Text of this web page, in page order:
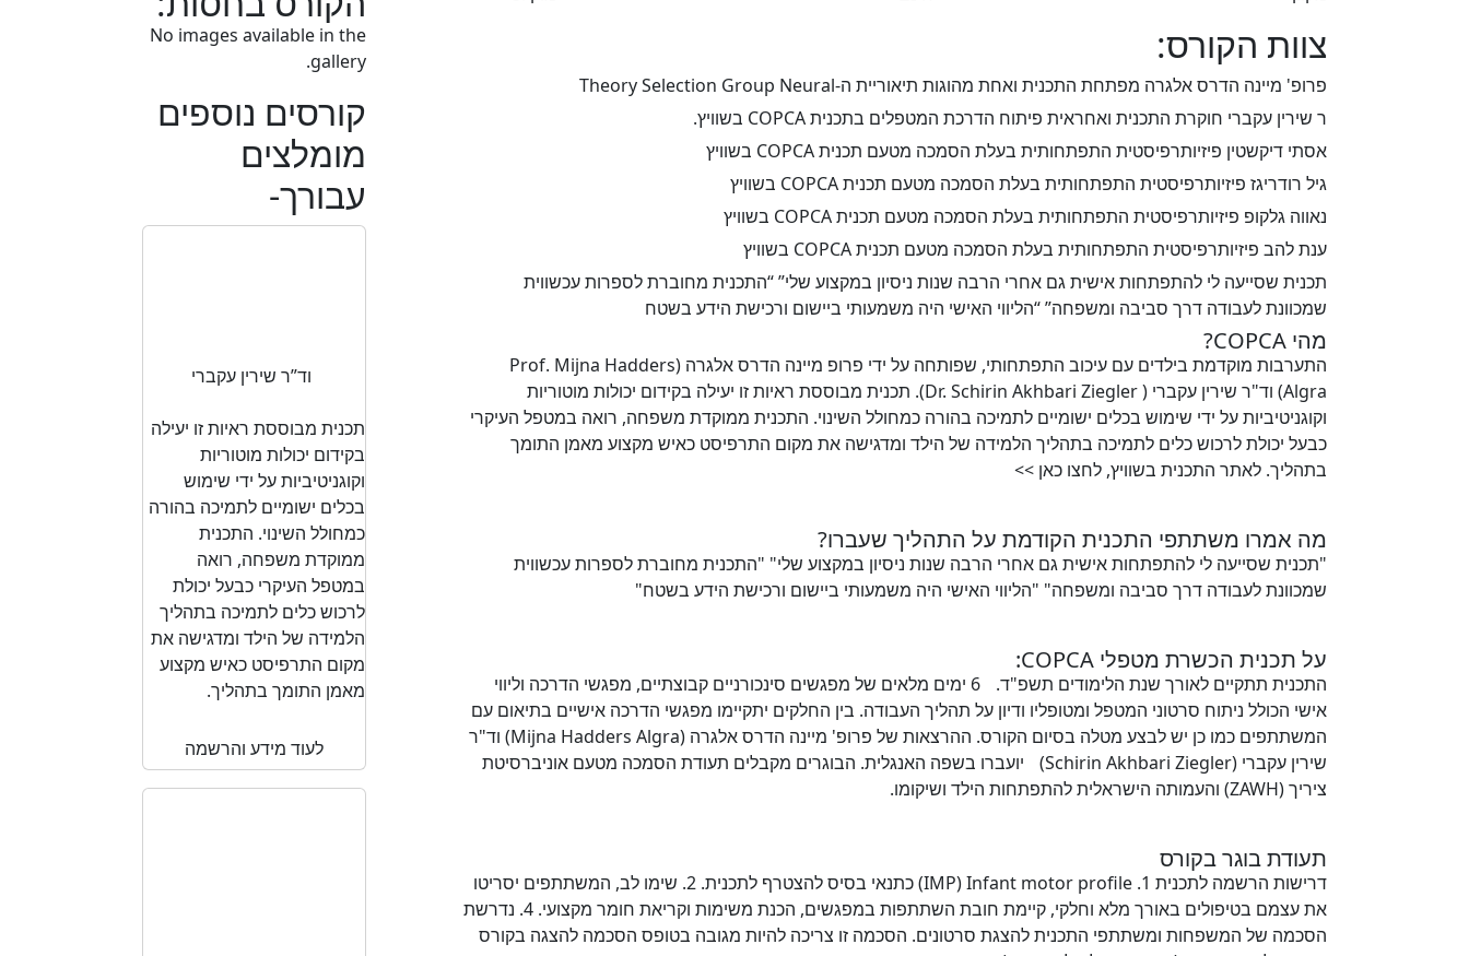
צוות הקורס:
פרופ' מיינה הדרס אלגרה מפתחת התכנית ואחת מהוגות תיאוריית ה-Theory Selection Group Neural
ר שירין עקברי חוקרת התכנית ואחראית פיתוח הדרכת המטפלים בתכנית COPCA בשוויץ.
אסתי דיקשטין פיזיותרפיסטית התפתחותית בעלת הסמכה מטעם תכנית COPCA בשוויץ
גיל רודריגז פיזיותרפיסטית התפתחותית בעלת הסמכה מטעם תכנית COPCA בשוויץ
נאווה גלקופ פיזיותרפיסטית התפתחותית בעלת הסמכה מטעם תכנית COPCA בשוויץ
ענת להב פיזיותרפיסטית התפתחותית בעלת הסמכה מטעם תכנית COPCA בשוויץ
תכנית שסייעה לי להתפתחות אישית גם אחרי הרבה שנות ניסיון במקצוע שלי” “התכנית מחוברת לספרות עכשווית
שמכוונת לעבודה דרך סביבה ומשפחה” “הליווי האישי היה משמעותי ביישום ורכישת הידע בשטח
מהי COPCA?
התערבות מוקדמת בילדים עם עיכוב התפתחותי, שפותחה על ידי פרופ מיינה הדרס אלגרה (Prof. Mijna Hadders
Algra) וד"ר שירין עקברי ( Dr. Schirin Akhbari Ziegler). תכנית מבוססת ראיות זו יעילה בקידום יכולות מוטוריות
וקוגניטיביות על ידי שימוש בכלים ישומיים לתמיכה בהורה כמחולל השינוי. התכנית ממוקדת משפחה, רואה במטפל העיקרי
כבעל יכולת לרכוש כלים לתמיכה בתהליך הלמידה של הילד ומדגישה את מקום התרפיסט כאיש מקצוע מאמן התומך
בתהליך. לאתר התכנית בשוויץ, לחצו כאן >>
מה אמרו משתתפי התכנית הקודמת על התהליך שעברו?
"תכנית שסייעה לי להתפתחות אישית גם אחרי הרבה שנות ניסיון במקצוע שלי" "התכנית מחוברת לספרות עכשווית
שמכוונת לעבודה דרך סביבה ומשפחה" "הליווי האישי היה משמעותי ביישום ורכישת הידע בשטח"
על תכנית הכשרת מטפלי COPCA:
התכנית תתקיים לאורך שנת הלימודים תשפ"ד. 6 ימים מלאים של מפגשים סינכורניים קבוצתיים, מפגשי הדרכה וליווי
אישי הכולל ניתוח סרטוני המטפל ומטופליו ודיון על תהליך העבודה. בין החלקים יתקיימו מפגשי הדרכה אישיים בתיאום עם
המשתתפים כמו כן יש לבצע מטלה בסיום הקורס. ההרצאות של פרופ' מיינה הדרס אלגרה (Mijna Hadders Algra) וד"ר
שירין עקברי (Schirin Akhbari Ziegler) יועברו בשפה האנגלית. הבוגרים מקבלים תעודת הסמכה מטעם אוניברסיטת
ציריך (ZAWH) והעמותה הישראלית להתפתחות הילד ושיקומו.
תעודת בוגר בקורס
דרישות הרשמה לתכנית 1. IMP) Infant motor profile) כתנאי בסיס להצטרף לתכנית. 2. שימו לב, המשתתפים יסריטו
את עצמם בטיפולים באורך מלא וחלקי, קיימת חובת השתתפות במפגשים, הכנת משימות וקריאת חומר מקצועי. 4. נדרשת
הסכמה של המשפחות ומשתתפי התכנית להצגת סרטונים. הסכמה זו צריכה להיות מגובה בטופס הסכמה להצגה בקורס
No images available in the
gallery.
קורסים נוספים
מומלצים
עבורך-
Course test 5
וד”ר שירין עקברי
תכנית מבוססת ראיות זו יעילה
בקידום יכולות מוטוריות
וקוגניטיביות על ידי שימוש
בכלים ישומיים לתמיכה בהורה
כמחולל השינוי. התכנית
ממוקדת משפחה, רואה
במטפל העיקרי כבעל יכולת
לרכוש כלים לתמיכה בתהליך
הלמידה של הילד ומדגישה את
מקום התרפיסט כאיש מקצוע
מאמן התומך בתהליך.
לעוד מידע והרשמה
Main test